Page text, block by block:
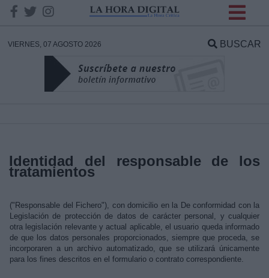
VIERNES, 07 AGOSTO 2026 BUSCAR
Identidad del responsable de los
tratamientos
("Responsable del Fichero"), con domicilio en la De conformidad con la
Legislación de protección de datos de carácter personal, y cualquier
otra legislación relevante y actual aplicable, el usuario queda informado
de que los datos personales proporcionados, siempre que proceda, se
incorporaren a un archivo automatizado, que se utilizará únicamente
para los fines descritos en el formulario o contrato correspondiente.
DATOS
Responsable:
Datos tratados:
Legitimación:
Destinatarios: